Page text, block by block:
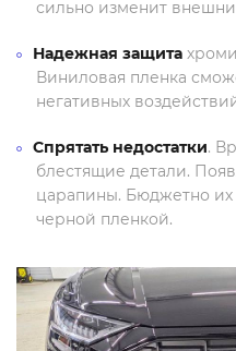
сильно изменит
Надежная защита
Виниловая пленка
негативных
Спрятать недостатки.
блестящие детали.
царапины. Бюджетно
черной пленкой.